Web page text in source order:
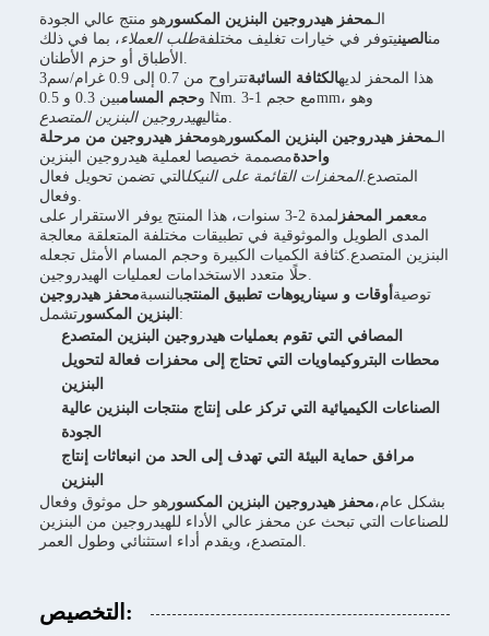
الـمحفز هيدروجين البنزين المكسور هو منتج عالي الجودة
منالصينيتوفر في خيارات تغليف مختلفةطلب العملاء، بما في ذلك
الأطباق أو حزم الأطنان.
هذا المحفز لديهالكثافة السائبة
تتراوح من 0.7 إلى 0.9 غرام/سم3
وحجم المسام
بين 0.3 و 0.5 Nm. مع حجم 1-3mm، وهو
مثاليهيدروجين البنزين المتصدع
.
الـمحفز هيدروجين البنزين المكسور هومحفز هيدروجين من مرحلة
واحدةمصممة خصيصا لعملية هيدروجين البنزين
المتصدع.المحفزات القائمة على النيكلالتي تضمن تحويل فعال
وفعال.
مععمر المحفز
لمدة 2-3 سنوات، هذا المنتج يوفر الاستقرار على
المدى الطويل والموثوقية في تطبيقات مختلفة المتعلقة معالجة
البنزين المتصدع.كثافة الكميات الكبيرة وحجم المسام الأمثل تجعله
حلًا متعدد الاستخدامات لعمليات الهيدروجين.
توصية أوقات و سيناريوهات تطبيق المنتجبالنسبةمحفز هيدروجين
البنزين المكسور تشمل:
المصافي التي تقوم بعمليات هيدروجين البنزين المتصدع
محطات البتروكيماويات التي تحتاج إلى محفزات فعالة لتحويل
البنزين
الصناعات الكيميائية التي تركز على إنتاج منتجات البنزين عالية
الجودة
مرافق حماية البيئة التي تهدف إلى الحد من انبعاثات إنتاج
البنزين
بشكل عام،محفز هيدروجين البنزين المكسور هو حل موثوق وفعال
للصناعات التي تبحث عن محفز عالي الأداء للهيدروجين من البنزين
المتصدع، ويقدم أداء استثنائي وطول العمر.
التخصيص: